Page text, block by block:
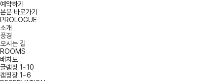
예약하기
본문 바로가기
PROLOGUE
소개
풍경
오시는 길
ROOMS
배치도
글램핑 1~10
캠핑장 1~6